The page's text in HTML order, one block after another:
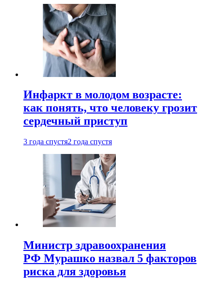
Инфаркт в молодом возрасте:
как понять, что человеку грозит
сердечный приступ
3 года спустя2 года спустя
Министр здравоохранения
РФ Мурашко назвал 5 факторов
риска для здоровья